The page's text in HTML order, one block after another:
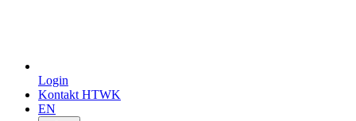
Login
Kontakt HTWK
EN